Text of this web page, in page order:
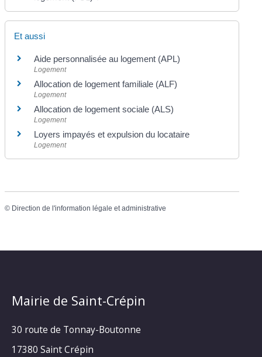
Et aussi
Aide personnalisée au logement (APL)
Logement
Allocation de logement familiale (ALF)
Logement
Allocation de logement sociale (ALS)
Logement
Loyers impayés et expulsion du locataire
Logement
© Direction de l'information légale et administrative
Mairie de Saint-Crépin
30 route de Tonnay-Boutonne
17380 Saint Crépin